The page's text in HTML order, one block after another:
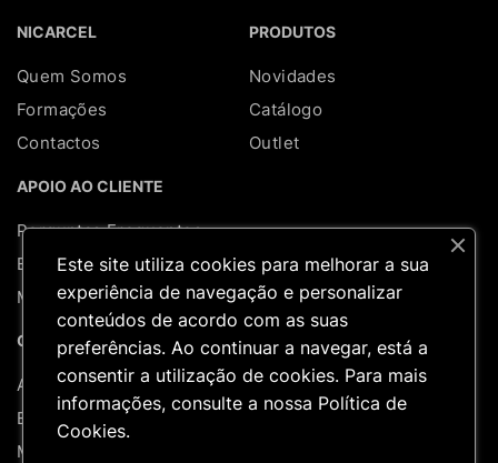
NICARCEL
Quem Somos
Formações
Contactos
PRODUTOS
Novidades
Catálogo
Outlet
APOIO AO CLIENTE
Perguntas Frequentes
Entregas & Devoluções
Mapa do site
CONTA
A minha conta
Encomendas
Moradas
Este site utiliza cookies para melhorar a sua
experiência de navegação e personalizar
conteúdos de acordo com as suas
preferências. Ao continuar a navegar, está a
consentir a utilização de cookies. Para mais
informações, consulte a nossa Política de
Cookies.